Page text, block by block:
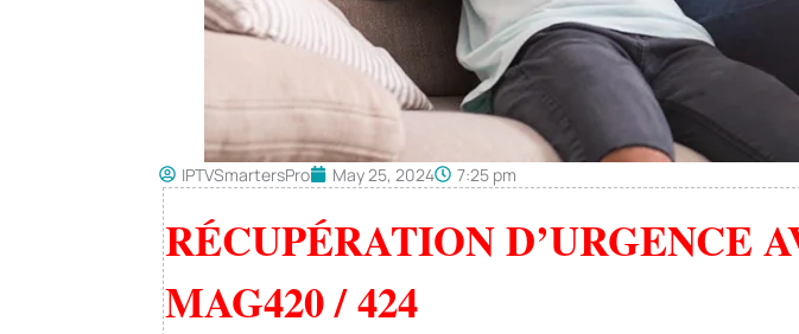
IPTVSmartersPro May 25, 2024 7:25 pm
RÉCUPÉRATION D’URGENCE
MAG420 / 424